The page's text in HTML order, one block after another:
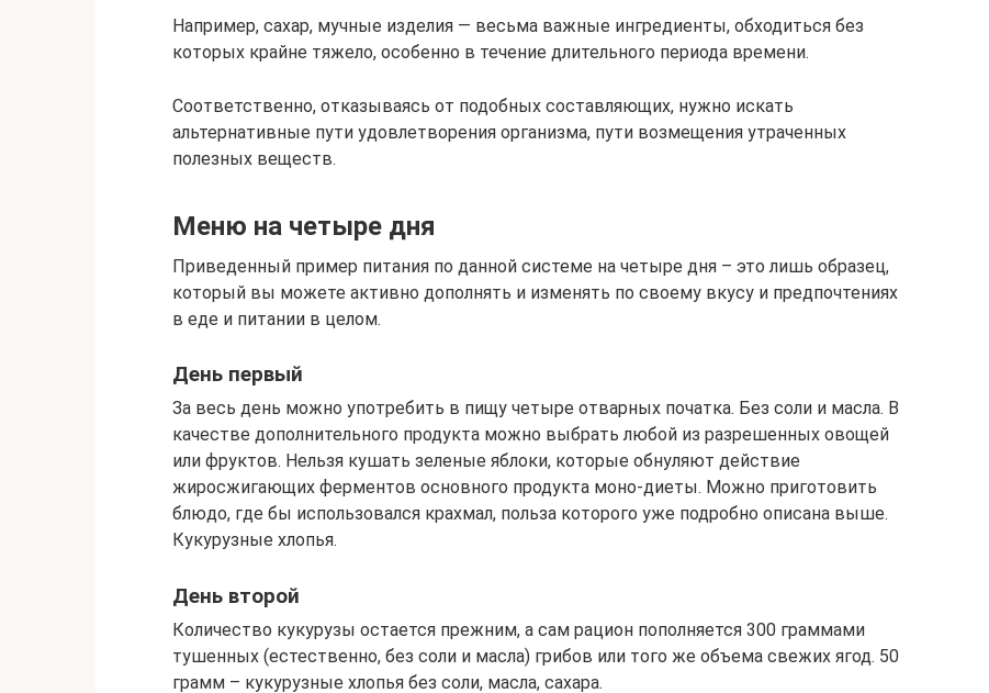
Например, сахар, мучные изделия — весьма важные ингредиенты, обходиться без
которых крайне тяжело, особенно в течение длительного периода времени.
Соответственно, отказываясь от подобных составляющих, нужно искать
альтернативные пути удовлетворения организма, пути возмещения утраченных
полезных веществ.
Меню на четыре дня
Приведенный пример питания по данной системе на четыре дня – это лишь образец,
который вы можете активно дополнять и изменять по своему вкусу и предпочтениях
в еде и питании в целом.
День первый
За весь день можно употребить в пищу четыре отварных початка. Без соли и масла. В
качестве дополнительного продукта можно выбрать любой из разрешенных овощей
или фруктов. Нельзя кушать зеленые яблоки, которые обнуляют действие
жиросжигающих ферментов основного продукта моно-диеты. Можно приготовить
блюдо, где бы использовался крахмал, польза которого уже подробно описана выше.
Кукурузные хлопья.
День второй
Количество кукурузы остается прежним, а сам рацион пополняется 300 граммами
тушенных (естественно, без соли и масла) грибов или того же объема свежих ягод. 50
грамм – кукурузные хлопья без соли, масла, сахара.